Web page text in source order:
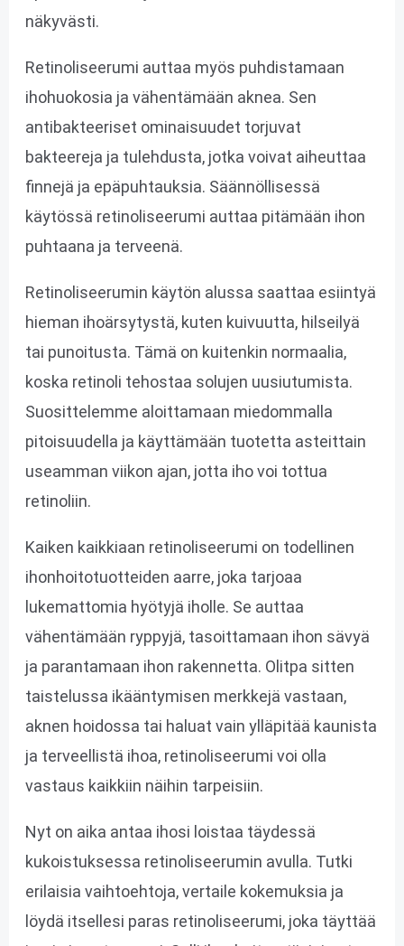
näkyvästi.
Retinoliseerumi auttaa myös puhdistamaan
ihohuokosia ja vähentämään aknea. Sen
antibakteeriset ominaisuudet torjuvat
bakteereja ja tulehdusta, jotka voivat aiheuttaa
finnejä ja epäpuhtauksia. Säännöllisessä
käytössä retinoliseerumi auttaa pitämään ihon
puhtaana ja terveenä.
Retinoliseerumin käytön alussa saattaa esiintyä
hieman ihoärsytystä, kuten kuivuutta, hilseilyä
tai punoitusta. Tämä on kuitenkin normaalia,
koska retinoli tehostaa solujen uusiutumista.
Suosittelemme aloittamaan miedommalla
pitoisuudella ja käyttämään tuotetta asteittain
useamman viikon ajan, jotta iho voi tottua
retinoliin.
Kaiken kaikkiaan retinoliseerumi on todellinen
ihonhoitotuotteiden aarre, joka tarjoaa
lukemattomia hyötyjä iholle. Se auttaa
vähentämään ryppyjä, tasoittamaan ihon sävyä
ja parantamaan ihon rakennetta. Olitpa sitten
taistelussa ikääntymisen merkkejä vastaan,
aknen hoidossa tai haluat vain ylläpitää kaunista
ja terveellistä ihoa, retinoliseerumi voi olla
vastaus kaikkiin näihin tarpeisiin.
Nyt on aika antaa ihosi loistaa täydessä
kukoistuksessa retinoliseerumin avulla. Tutki
erilaisia vaihtoehtoja, vertaile kokemuksia ja
löydä itsellesi paras retinoliseerumi, joka täyttää